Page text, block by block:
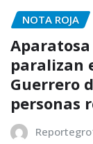
NOTA ROJA
paralizan
Guerrero
personas